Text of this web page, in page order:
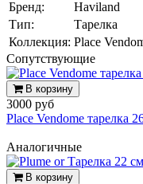
Бренд:
Haviland
Тип:
Тарелка
Коллекция: Place
Cопутствующие
В корзину
3000 руб
Place Vendome тарелка
Аналогичные
В корзину